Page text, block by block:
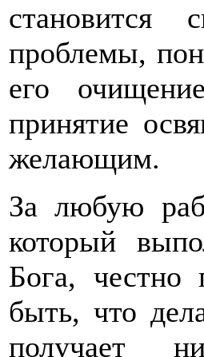
становится
проблемы,
его
принятие
желающим.
За любую
который
Бога, честно
быть, что
получает